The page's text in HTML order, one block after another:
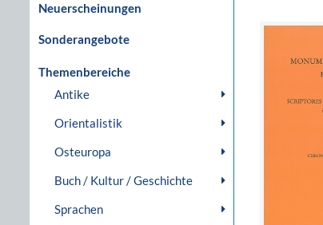
Neuerscheinungen
Sonderangebote
Themenbereiche
Antike
Orientalistik
Osteuropa
Buch / Kultur / Geschichte
Sprachen